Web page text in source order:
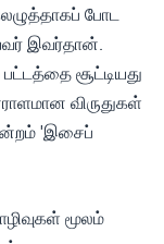
போட
இவர்தான்.
சூட்டியது
விருதுகள்
'இசைப்
மூலம்